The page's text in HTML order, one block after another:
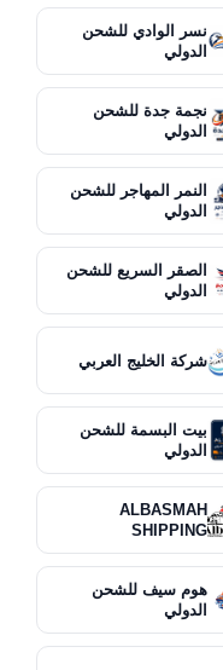
نسر الوادي للشحن
الدولي
نجمة جدة للشحن
الدولي
النمر المهاجر للشحن
الدولي
الصقر السريع للشحن
الدولي
شركة الخليج العربي
بيت البسمة للشحن
الدولي
ALBASMAH
SHIPPING
هوم سيف للشحن
الدولي